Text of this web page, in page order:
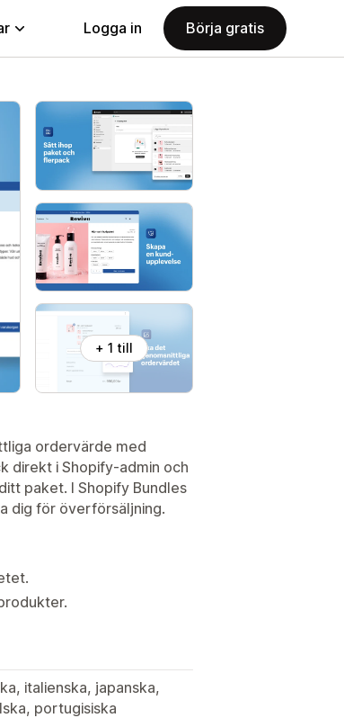
Logga in Börja gratis
+ 1 till
ordervärde med
direkt i Shopify-admin och
paket. I Shopify Bundles
dig för överförsäljning.
italienska, japanska,
portugisiska